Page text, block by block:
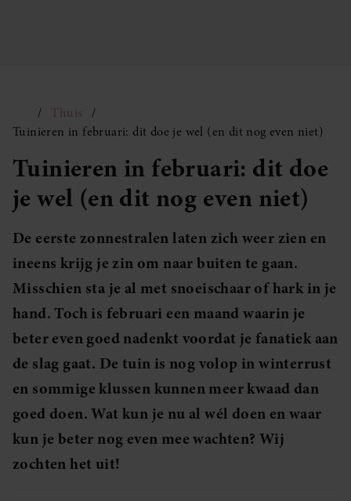
Thuis
Tuinieren in februari: dit doe je wel (en dit nog even niet)
Tuinieren in februari: dit doe
je wel (en dit nog even niet)
De eerste zonnestralen laten zich weer zien en
ineens krijg je zin om naar buiten te gaan.
Misschien sta je al met snoeischaar of hark in je
hand. Toch is februari een maand waarin je
beter even goed nadenkt voordat je fanatiek aan
de slag gaat. De tuin is nog volop in winterrust
en sommige klussen kunnen meer kwaad dan
goed doen. Wat kun je nu al wél doen en waar
kun je beter nog even mee wachten? Wij
zochten het uit!